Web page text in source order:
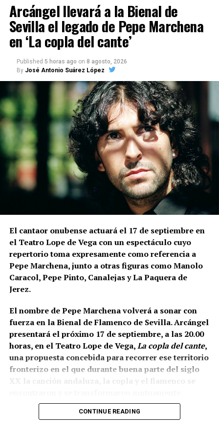
Arcángel llevará a la Bienal de
Sevilla el legado de Pepe Marchena
en ‘La copla del cante’
Published 5 horas ago on 8 agosto, 2026
By José Antonio Suárez López
El cantaor onubense actuará el 17 de septiembre en
el Teatro Lope de Vega con un espectáculo cuyo
repertorio toma expresamente como referencia a
Pepe Marchena, junto a otras figuras como Manolo
Caracol, Pepe Pinto, Canalejas y La Paquera de
Jerez.
El nombre de Pepe Marchena volverá a sonar con
fuerza en la Bienal de Flamenco de Sevilla. Arcángel
presentará el próximo 17 de septiembre, a las 20.00
horas, en el Teatro Lope de Vega,La copla del cante,
una propuesta concebida para recorrer ese territorio
fronterizo en el que durante buena parte del siglo
XX la canción andaluza, la copla y el flamenco se
La propia organización ha definido el espectáculo
CONTINUE READING